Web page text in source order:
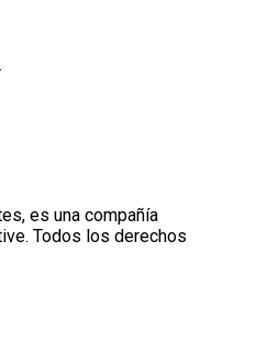
es una compañía
Todos los derechos